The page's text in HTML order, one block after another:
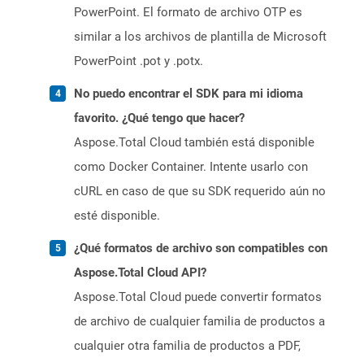
PowerPoint. El formato de archivo OTP es
similar a los archivos de plantilla de Microsoft
PowerPoint .pot y .potx.
No puedo encontrar el SDK para mi idioma
favorito. ¿Qué tengo que hacer?
Aspose.Total Cloud también está disponible
como Docker Container. Intente usarlo con
cURL en caso de que su SDK requerido aún no
esté disponible.
¿Qué formatos de archivo son compatibles con
Aspose.Total Cloud API?
Aspose.Total Cloud puede convertir formatos
de archivo de cualquier familia de productos a
cualquier otra familia de productos a PDF,